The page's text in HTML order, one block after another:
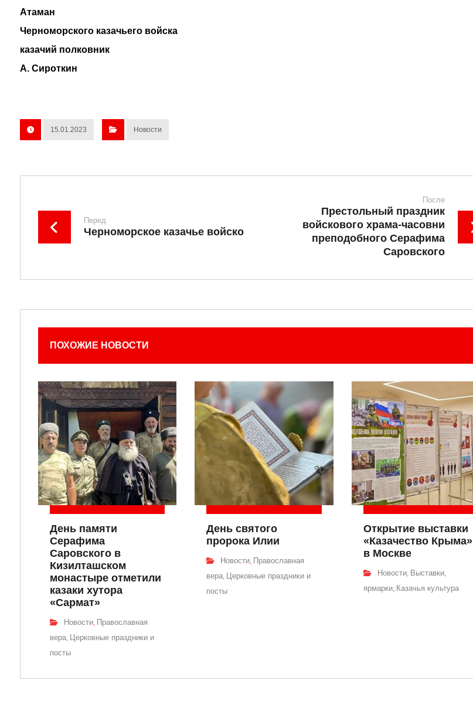
Атаман
Черноморского казачьего войска
казачий полковник
А. Сироткин
15.01.2023 Новости
Перед
Черноморское казачье войско
После
Престольный праздник
войскового храма-часовни
преподобного Серафима
Саровского
ПОХОЖИЕ НОВОСТИ
День памяти
Серафима
Саровского в
Кизилташском
монастыре отметили
казаки хутора
«Сармат»
Новости, Православная
вера, Церковные праздники и
посты
День святого
пророка Илии
Новости Православная
вера Церковные праздники и
посты
Открытие выставки
«Казачество Крыма»
в Москве
Новости, Выставки,
ярмарки, Казачья культура